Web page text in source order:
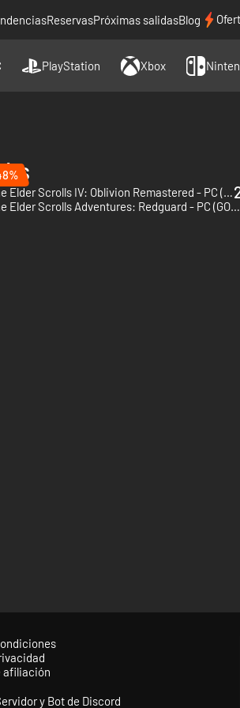
ReservasPróximas salidasBlog
PlayStation Xbox
The Elder Scrolls IV: Oblivion Remastered - PC (Steam)
The Elder Scrolls Adventures: Redguard - PC (GOG.com)
afiliación
y Bot de Discord